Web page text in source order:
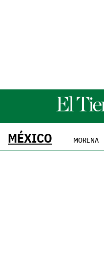
MÉXICO MORENA